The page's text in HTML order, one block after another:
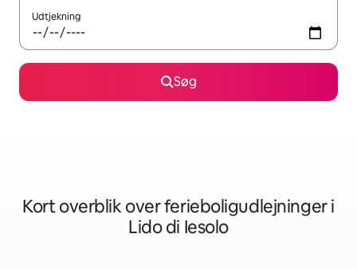
Udtjekning
Søg
Kort overblik over ferieboligudlejninger i
Lido di Iesolo